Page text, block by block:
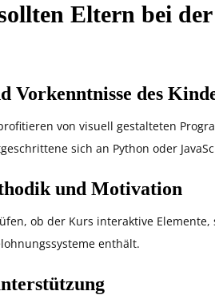
Eltern bei
Vorkenntnisse des
von visuell gestalteten
sich an Python oder
und Motivation
ob der Kurs interaktive
enthält.